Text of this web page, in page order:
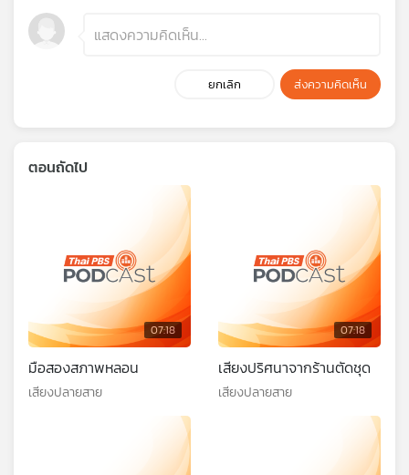
ยกเลิก ส่งความคิดเห็น
ตอนถัดไป
07:18
มือสองสภาพหลอน
เสียงปลายสาย
07:18
เสียงปริศนาจากร้านตัดชุด
เสียงปลายสาย